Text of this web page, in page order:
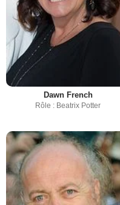
Dawn French
Rôle : Beatrix Potter